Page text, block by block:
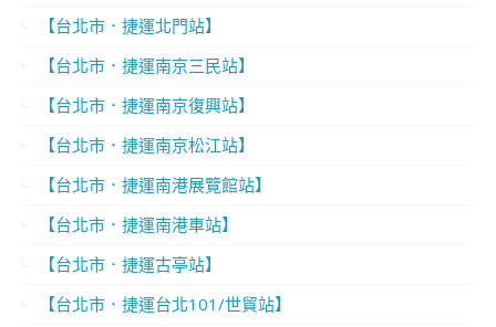
【台北市．捷運北門站】
【台北市．捷運南京三民站】
【台北市．捷運南京復興站】
【台北市．捷運南京松江站】
【台北市．捷運南港展覽館站】
【台北市．捷運南港車站】
【台北市．捷運古亭站】
【台北市．捷運台北101/世貿站】